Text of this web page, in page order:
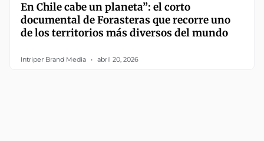
En Chile cabe un planeta”: el corto
documental de Forasteras que recorre uno
de los territorios más diversos del mundo
Intriper Brand Media abril 20, 2026